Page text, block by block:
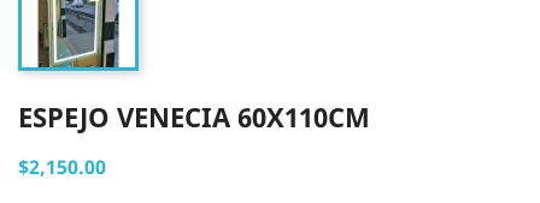
ESPEJO VENECIA 60X110CM
$2,150.00